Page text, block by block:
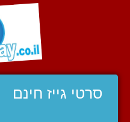
סרטי גייז חינם